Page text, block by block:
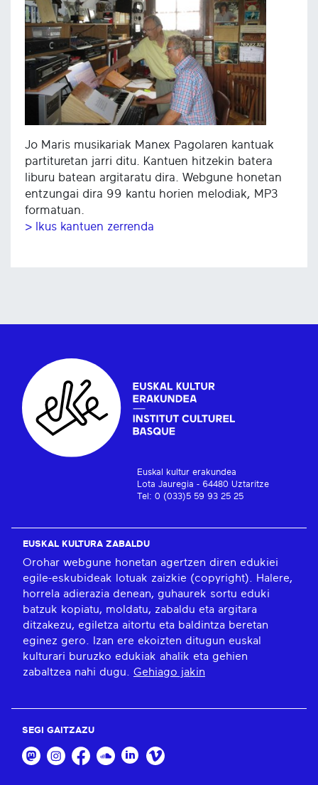
Jo Maris musikariak Manex Pagolaren kantuak
partituretan jarri ditu. Kantuen hitzekin batera
liburu batean argitaratu dira. Webgune honetan
entzungai dira 99 kantu horien melodiak, MP3
formatuan.
> Ikus kantuen zerrenda
Euskal kultur erakundea
Lota Jauregia - 64480 Uztaritze
Tel: 0 (033)5 59 93 25 25
EUSKAL KULTURA ZABALDU
Orohar webgune honetan agertzen diren edukiei
egile-eskubideak lotuak zaizkie (copyright). Halere,
horrela adierazia denean, guhaurek sortu eduki
batzuk kopiatu, moldatu, zabaldu eta argitara
ditzakezu, egiletza aitortu eta baldintza beretan
eginez gero. Izan ere ekoizten ditugun euskal
kulturari buruzko edukiak ahalik eta gehien
zabaltzea nahi dugu. Gehiago jakin
SEGI GAITZAZU